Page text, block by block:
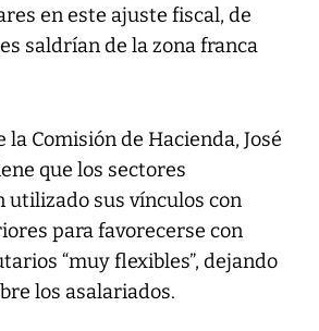
en este ajuste fiscal, de
saldrían de la zona franca
Comisión de Hacienda, José
que los sectores
utilizado sus vínculos con
para favorecerse con
“muy flexibles”, dejando
los asalariados.